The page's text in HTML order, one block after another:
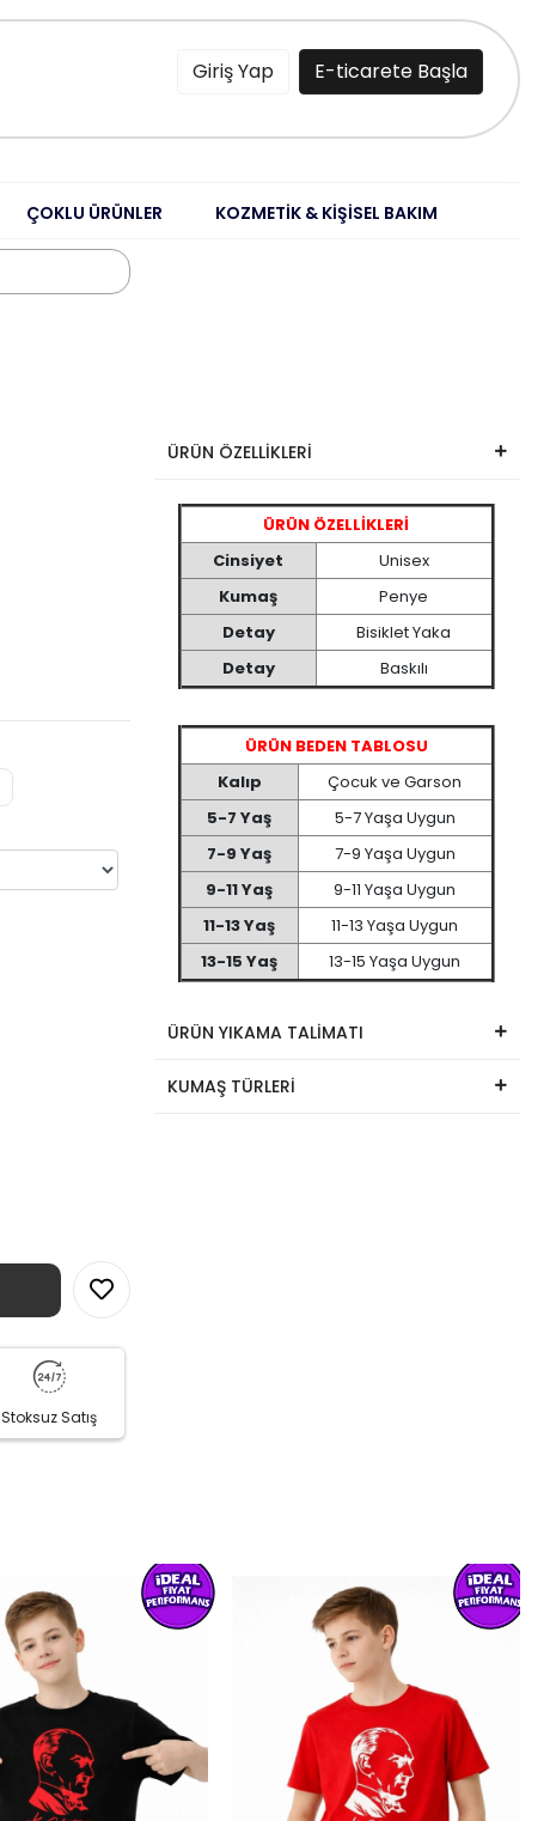
Giriş Yap E-ticarete Başla
ÇOKLU ÜRÜNLER KOZMETİK & KİŞİSEL BAKIM
Stoksuz Satış
ÜRÜN ÖZELLİKLERİ
ÜRÜN ÖZELLİKLERİ
Cinsiyet
Unisex
Kumaş
Penye
Detay
Bisiklet Yaka
Detay
Baskılı
ÜRÜN BEDEN TABLOSU
Kalıp
Çocuk ve Garson
5-7 Yaş
5-7 Yaşa Uygun
7-9 Yaş
7-9 Yaşa Uygun
9-11 Yaş
9-11 Yaşa Uygun
11-13 Yaş
11-13 Yaşa Uygun
13-15 Yaş
13-15 Yaşa Uygun
ÜRÜN YIKAMA TALİMATI
KUMAŞ TÜRLERİ